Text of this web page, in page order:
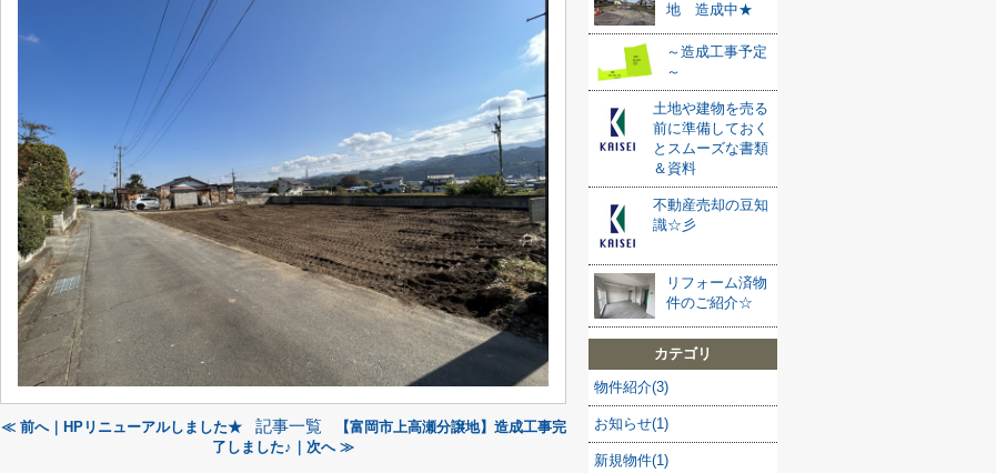
≪ 前へ｜HPリニューアルしました★ 記事一覧
【富岡市上高瀬分譲地】造成工事完
了しました♪｜次へ ≫
地 造成中★
～造成工事予定
～
土地や建物を売る
前に準備しておく
とスムーズな書類
＆資料
不動産売却の豆知
識☆彡
リフォーム済物
件のご紹介☆
カテゴリ
物件紹介(3)
お知らせ(1)
新規物件(1)